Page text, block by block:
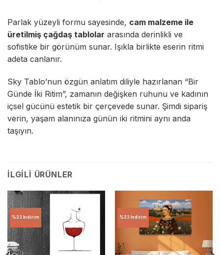
Parlak yüzeyli formu sayesinde, cam malzeme ile
üretilmiş çağdaş tablolar arasında derinlikli ve
sofistike bir görünüm sunar. Işıkla birlikte eserin ritmi
adeta canlanır.
Sky Tablo’nun özgün anlatım diliyle hazırlanan “Bir
Günde İki Ritim”, zamanın değişken ruhunu ve kadının
içsel gücünü estetik bir çerçevede sunar. Şimdi sipariş
verin, yaşam alanınıza günün iki ritmini aynı anda
taşıyın.
İLGILI ÜRÜNLER
%23 İndirim %23 İndirim